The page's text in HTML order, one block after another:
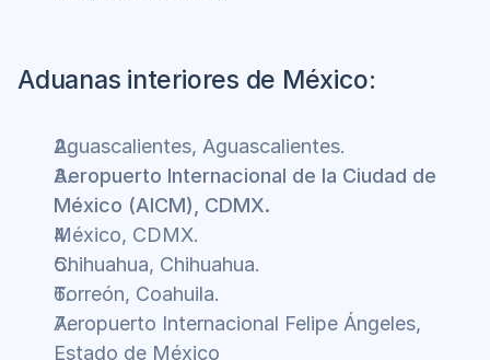
Aduanas interiores de México:
Aguascalientes, Aguascalientes.
Aeropuerto Internacional de la Ciudad de
México (AICM), CDMX.
México, CDMX.
Chihuahua, Chihuahua.
Torreón, Coahuila.
Aeropuerto Internacional Felipe Ángeles,
Estado de México